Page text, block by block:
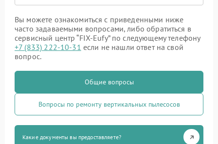
Вы можете ознакомиться с приведенными ниже
часто задаваемыми вопросами, либо обратиться в
сервисный центр “FIX-Eufy” по следующему телефону
+7 (833) 222-10-31 если не нашли ответ на свой
вопрос.
Общие вопросы
Вопросы по ремонту вертикальных пылесосов
Какие документы вы предоставляете?